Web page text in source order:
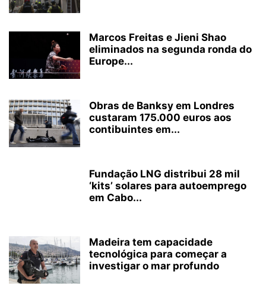
Marcos Freitas e Jieni Shao
eliminados na segunda ronda do
Europe...
Obras de Banksy em Londres
custaram 175.000 euros aos
contibuintes em...
Fundação LNG distribui 28 mil
‘kits’ solares para autoemprego
em Cabo...
Madeira tem capacidade
tecnológica para começar a
investigar o mar profundo